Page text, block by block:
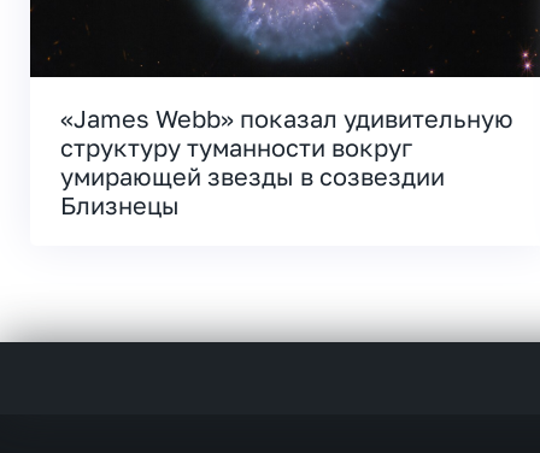
«James Webb» показал удивительную
структуру туманности вокруг
умирающей звезды в созвездии
Близнецы